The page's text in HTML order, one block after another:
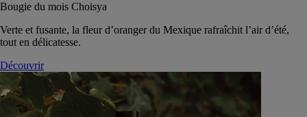
Bougie du mois Choisya
Verte et fusante, la fleur d’oranger du Mexique rafraîchit l’air d’été,
tout en délicatesse.
Découvrir